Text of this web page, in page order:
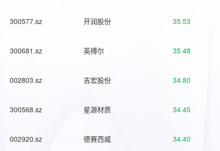
300577.sz 开润股份 35.53
300681.sz 英搏尔 35.48
002803.sz 吉宏股份 34.80
300568.sz 星源材质 34.45
002920.sz 德赛西威 34.40